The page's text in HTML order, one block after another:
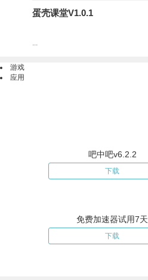
蛋壳课堂V1.0.1
...
游戏
应用
吧中吧v6.2.2
下载
免费加速器试用7天
下载